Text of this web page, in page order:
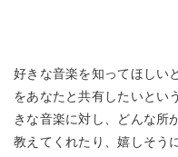
好きな音楽を知ってほしい
をあなたと共有したいとい
きな音楽に対し、どんな所
教えてくれたり、嬉しそう